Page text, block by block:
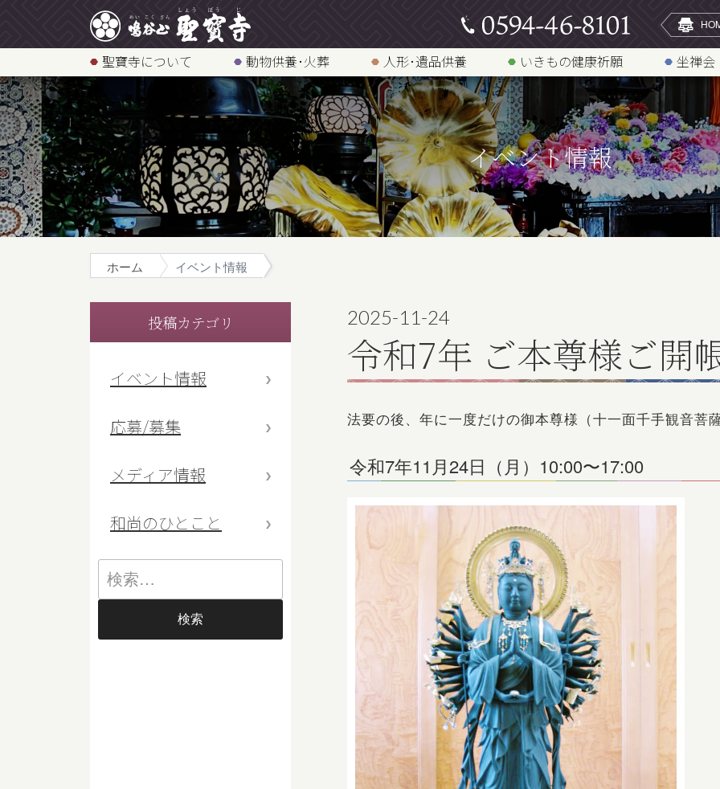
聖寶寺について 動物供養･火葬 人形･遺品供養 いきもの健康祈願 坐禅会
イベント情報
ホーム イベント情報
2025-11-24
令和7年 ご本尊様ご開
法要の後、年に一度だけの御本尊様（十一面千手観音菩
令和7年11月24日（月）10:00〜17:00
投稿カテゴリ
イベント情報
応募/募集
メディア情報
和尚のひとこと